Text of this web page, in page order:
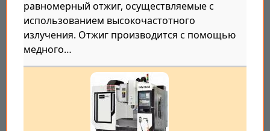
равномерный отжиг, осуществляемые с
использованием высокочастотного
излучения. Отжиг производится с помощью
медного…